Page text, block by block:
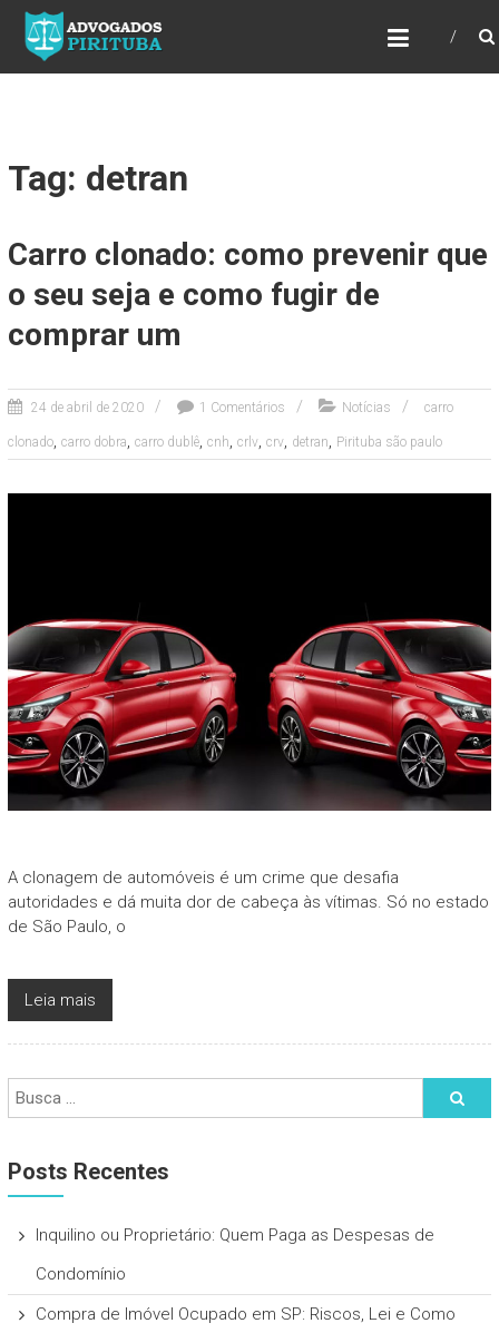
ADVOGADOS PIRITUBA
Precisando de advogado? Entre em contato!
Fazemos toda a assessoria que você
Tag: detran
Carro clonado: como prevenir que
o seu seja e como fugir de
comprar um
24 de abril de 2020 1 Comentários Notícias carro
clonado, carro dobra, carro dublê, cnh, crlv, crv, detran, Pirituba são paulo
A clonagem de automóveis é um crime que desafia
autoridades e dá muita dor de cabeça às vítimas. Só no estado
de São Paulo, o
Leia mais
Posts Recentes
Inquilino ou Proprietário: Quem Paga as Despesas de
Condomínio
Compra de Imóvel Ocupado em SP: Riscos, Lei e Como